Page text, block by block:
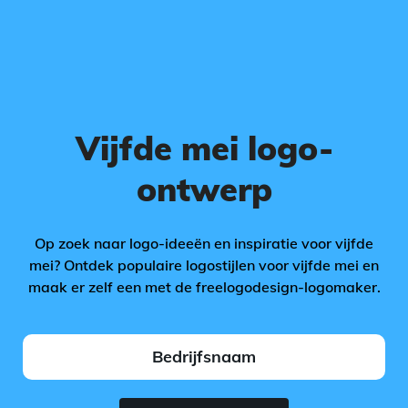
Vijfde mei logo-
ontwerp
Op zoek naar logo-ideeën en inspiratie voor vijfde
mei? Ontdek populaire logostijlen voor vijfde mei en
maak er zelf een met de freelogodesign-logomaker.